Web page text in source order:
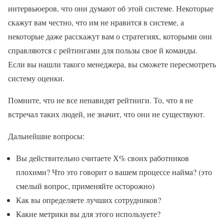
интервьюеров, что они думают об этой системе. Некоторые
скажут вам честно, что им не нравится в системе, а
некоторые даже расскажут вам о стратегиях, которыми они
справляются с рейтингами для пользы свое й команды.
Если вы нашли такого менеджера, вы сможете пересмотреть
систему оценки.
Помните, что не все ненавидят рейтинги. То, что я не
встречал таких людей, не значит, что они не существуют.
Дальнейшие вопросы:
Вы действительно считаете Х% своих работников
плохими? Что это говорит о вашем процессе найма? (это
смелый вопрос, применяйте осторожно)
Как вы определяете лучших сотрудников?
Какие метрики вы для этого используете?